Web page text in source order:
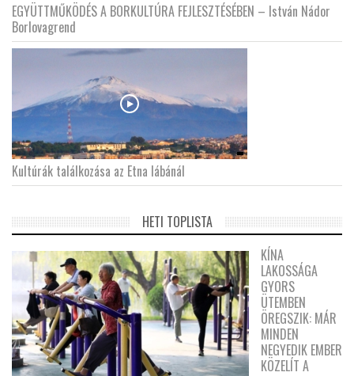
EGYÜTTMŰKÖDÉS A BORKULTÚRA FEJLESZTÉSÉBEN – István Nádor
Borlovagrend
Kultúrák találkozása az Etna lábánál
HETI TOPLISTA
KÍNA
LAKOSSÁGA
GYORS
ÜTEMBEN
ÖREGSZIK: MÁR
MINDEN
NEGYEDIK EMBER
KÖZELÍT A